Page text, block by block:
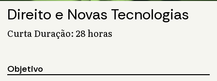
Direito e Novas Tecnologias
Curta Duração: 28 horas
Objetivo